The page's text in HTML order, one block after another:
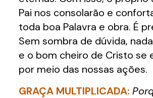
Pai nos consolarão e
toda boa Palavra e obra. É
Sem sombra de dúvida,
e o bom cheiro de Cristo se
por meio das nossas ações.
GRAÇA MULTIPLICADA: